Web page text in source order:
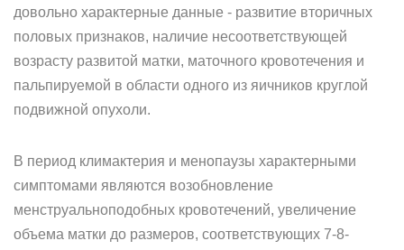
довольно характерные данные - развитие вторичных
половых признаков, наличие несоответствующей
возрасту развитой матки, маточного кровотечения и
пальпируемой в области одного из яичников круглой
подвижной опухоли.
В период климактерия и менопаузы характерными
симптомами являются возобновление
менструальноподобных кровотечений, увеличение
объема матки до размеров, соответствующих 7-8-